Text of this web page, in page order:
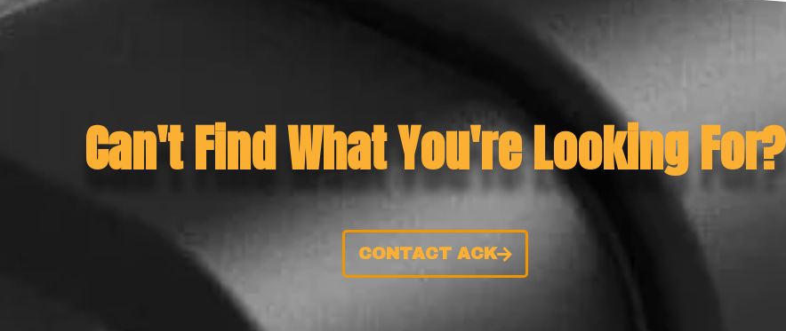
Can't Find What You're Looking For?
CONTACT ACK